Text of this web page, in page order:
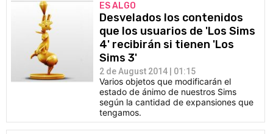
ES ALGO
Desvelados los contenidos
que los usuarios de 'Los Sims
4' recibirán si tienen 'Los
Sims 3'
2 de August 2014 | 01:15
Varios objetos que modificarán el
estado de ánimo de nuestros Sims
según la cantidad de expansiones que
tengamos.